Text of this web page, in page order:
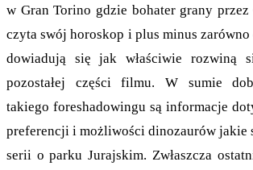
w Gran Torino gdzie bohater grany przez
czyta swój horoskop i plus minus
dowiadują się jak właściwie rozwiną
pozostałej części filmu. W sumie
takiego foreshadowingu są informacje
preferencji i możliwości dinozaurów jakie
serii o parku Jurajskim. Zwłaszcza